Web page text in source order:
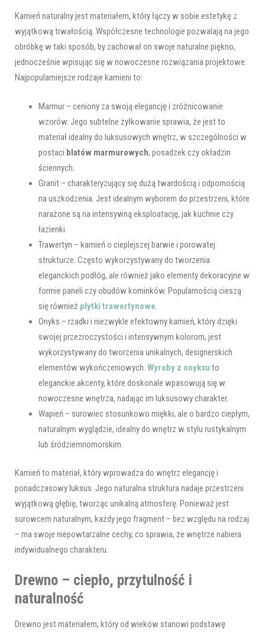
Kamień naturalny jest materiałem, który łączy w sobie estetykę z
wyjątkową trwałością. Współczesne technologie pozwalają na jego
obróbkę w taki sposób, by zachował on swoje naturalne piękno,
jednocześnie wpisując się w nowoczesne rozwiązania projektowe.
Najpopularniejsze rodzaje kamieni to:
Marmur – ceniony za swoją elegancję i zróżnicowanie
wzorów. Jego subtelne żyłkowanie sprawia, że jest to
materiał idealny do luksusowych wnętrz, w szczególności w
postaci blatów marmurowych, posadzek czy okładzin
ściennych.
Granit – charakteryzujący się dużą twardością i odpornością
na uszkodzenia. Jest idealnym wyborem do przestrzeni, które
narażone są na intensywną eksploatację, jak kuchnie czy
łazienki.
Trawertyn – kamień o cieplejszej barwie i porowatej
strukturze. Często wykorzystywany do tworzenia
eleganckich podłóg, ale również jako elementy dekoracyjne w
formie paneli czy obudów kominków. Popularnością cieszą
się również płytki trawertynowe.
Onyks – rzadki i niezwykle efektowny kamień, który dzięki
swojej przezroczystości i intensywnym kolorom, jest
wykorzystywany do tworzenia unikalnych, designerskich
elementów wykończeniowych. Wyroby z onyksu to
eleganckie akcenty, które doskonale wpasowują się w
nowoczesne wnętrza, nadając im luksusowy charakter.
Wapień – surowiec stosunkowo miękki, ale o bardzo ciepłym,
naturalnym wyglądzie, idealny do wnętrz w stylu rustykalnym
lub śródziemnomorskim.
Kamień to materiał, który wprowadza do wnętrz elegancję i
ponadczasowy luksus. Jego naturalna struktura nadaje przestrzeni
wyjątkową głębię, tworząc unikalną atmosferę. Ponieważ jest
surowcem naturalnym, każdy jego fragment – bez względu na rodzaj
– ma swoje niepowtarzalne cechy, co sprawia, że wnętrze nabiera
indywidualnego charakteru.
Drewno – ciepło, przytulność i
naturalność
Drewno jest materiałem, który od wieków stanowi podstawę